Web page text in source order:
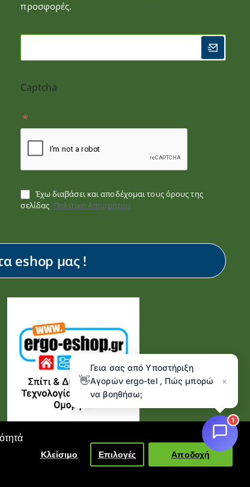
Κλείσιμο Επιλογές Αποδοχή
προσφορές.
Captcha
Έχω διαβάσει και αποδέχομαι τους όρους της
σελίδας Πολιτική Απορρήτου
eshop μας !
👋
Γεια σας από Υποστήριξη
Αγορών ergo-tel , Πώς μπορώ
να βοηθήσω;
×
1